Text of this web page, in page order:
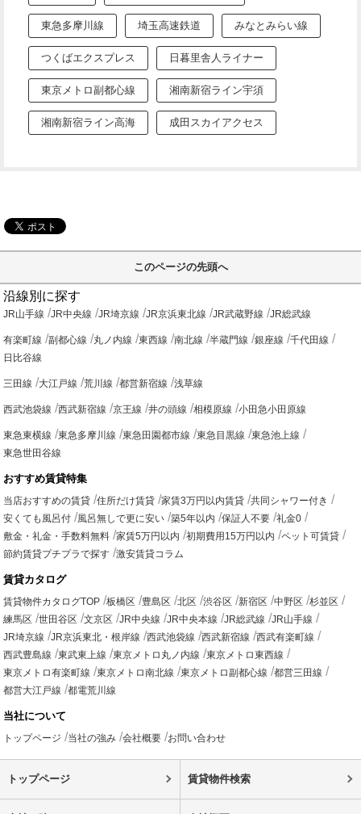
東急多摩川線 埼玉高速鉄道 みなとみらい線
つくばエクスプレス 日暮里舎人ライナー
東京メトロ副都心線 湘南新宿ライン宇須
湘南新宿ライン高海 成田スカイアクセス
このページの先頭へ
沿線別に探す
JR山手線 JR中央線 JR埼京線 JR京浜東北線 JR武蔵野線 JR総武線
有楽町線 副都心線 丸ノ内線 東西線 南北線 半蔵門線 銀座線
千代田線
日比谷線
三田線 大江戸線 荒川線 都営新宿線 浅草線
西武池袋線 西武新宿線 京王線 井の頭線 相模原線 小田急小田原線
東急東横線 東急多摩川線 東急田園都市線 東急目黒線
東急池上線
東急世田谷線
おすすめ賃貸特集
当店おすすめの賃貸 住所だけ賃貸 家賃3万円以内賃貸
共同シャワー付き
安くても風呂付
風呂無しで更に安い 築5年以内 保証人不要
礼金0
敷金・礼金・手数料無料
家賃5万円以内 初期費用15万円以内
ペット可賃貸
節約賃貸プチプラで探す
激安賃貸コラム
賃貸カタログ
賃貸物件カタログTOP 板橋区 豊島区 北区 渋谷区 新宿区 中野区
杉並区
練馬区
世田谷区 文京区 JR中央線 JR中央本線 JR総武線
JR山手線
JR埼京線
JR京浜東北・根岸線 西武池袋線 西武新宿線
西武有楽町線
西武豊島線
東武東上線 東京メトロ丸ノ内線
東京メトロ東西線
東京メトロ有楽町線
東京メトロ南北線 東京メトロ副都心線
都営三田線
都営大江戸線
都電荒川線
当社について
トップページ 当社の強み 会社概要 お問い合わせ
トップページ 賃貸物件検索